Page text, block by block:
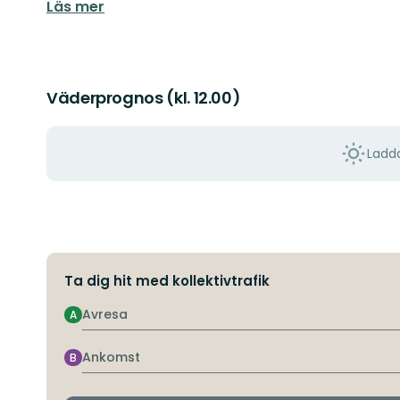
Läs mer
Väderprognos (kl. 12.00)
Ta dig hit med kollektivtrafik
Avresa
A
Ankomst
B